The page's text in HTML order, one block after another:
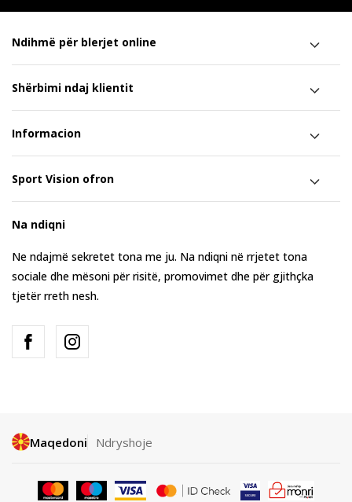
Ndihmë për blerjet online
Shërbimi ndaj klientit
Informacion
Sport Vision ofron
Na ndiqni
Ne ndajmë sekretet tona me ju. Na ndiqni në rrjetet tona
sociale dhe mësoni për risitë, promovimet dhe për gjithçka
tjetër rreth nesh.
Maqedoni Ndryshoje